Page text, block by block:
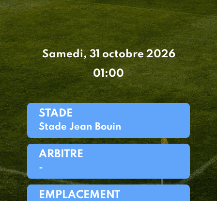
Samedi, 31 octobre 2026
01:00
STADE
Stade Jean Bouin
ARBITRE
-
EMPLACEMENT